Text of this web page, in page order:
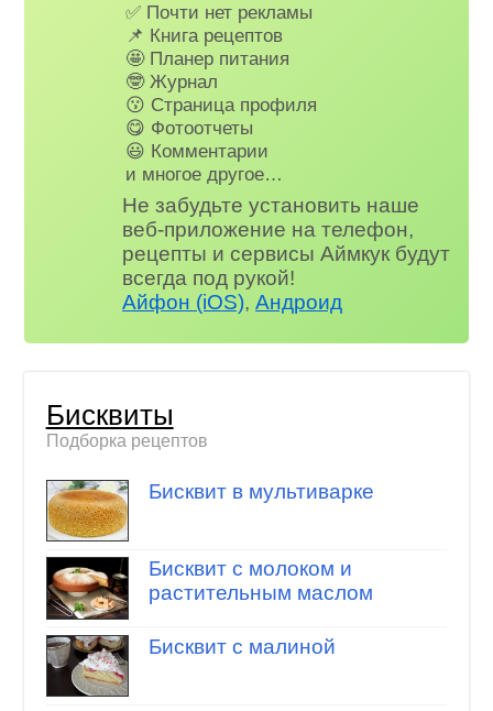
✅ Почти нет рекламы
📌 Книга рецептов
🤩 Планер питания
🤓 Журнал
😗 Страница профиля
😋 Фотоотчеты
😃 Комментарии
и многое другое…
Не забудьте установить наше
веб-приложение на телефон,
рецепты и сервисы Аймкук будут
всегда под рукой!
Айфон (iOS),Андроид
Бисквиты
Подборка рецептов
Бисквит в мультиварке
Бисквит с молоком и
растительным маслом
Бисквит с малиной